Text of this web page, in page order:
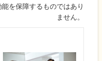
を保障するものではあり
ません。